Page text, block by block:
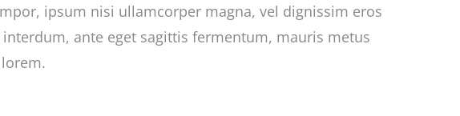
ipsum nisi ullamcorper magna, vel dignissim eros
ante eget sagittis fermentum, mauris metus